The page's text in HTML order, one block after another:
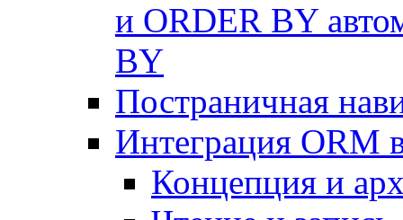
и ORDER BY
BY
Постраничная
Интеграция ORM
Концепция и